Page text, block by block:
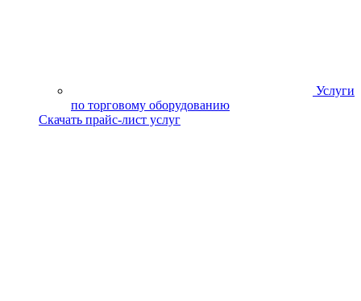
Услуги
по торговому оборудованию
Скачать прайс-лист услуг